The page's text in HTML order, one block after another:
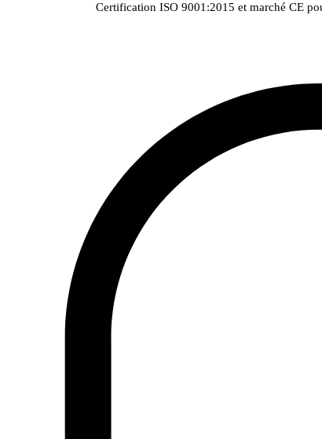
Certification ISO 9001:2015 et marché CE